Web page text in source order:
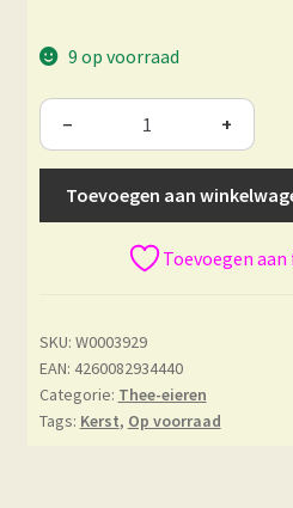
9 op voorraad
− +
Toevoegen aan
Toevoegen
SKU: W0003929
EAN: 4260082934440
Categorie: Thee-eieren
Tags: Kerst, Op voorraad